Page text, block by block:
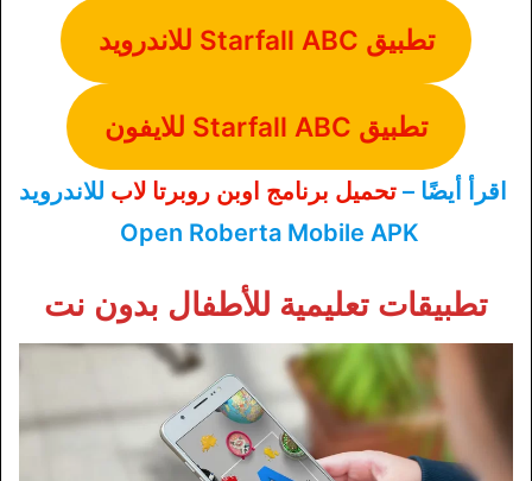
تطبيق Starfall ABC للاندرويد
تطبيق Starfall ABC للايفون
اقرأ أيضًا – تحميل برنامج اوبن روبرتا لاب للاندرويد
Open Roberta Mobile APK
تطبيقات تعليمية للأطفال بدون نت